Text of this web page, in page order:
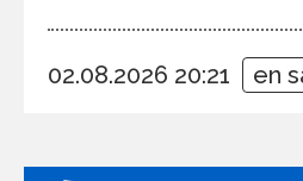
02.08.2026 20:21 en